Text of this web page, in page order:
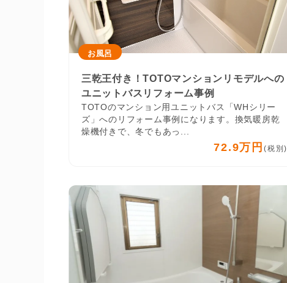
お風呂
三乾王付き！TOTOマンションリモデルへの
ユニットバスリフォーム事例
TOTOのマンション用ユニットバス「WHシリー
ズ」へのリフォーム事例になります。換気暖房乾
燥機付きで、冬でもあっ...
72.9万円 (税別)